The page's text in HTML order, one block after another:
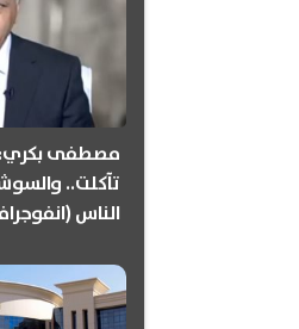
مصطفى بكري:
تآكلت..
الناس